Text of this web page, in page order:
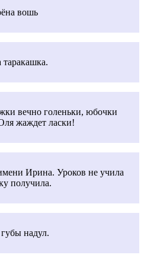
вошь
вечно голеньки, юбочки
жаждет ласки!
Ирина. Уроков не учила
получила.
надул.